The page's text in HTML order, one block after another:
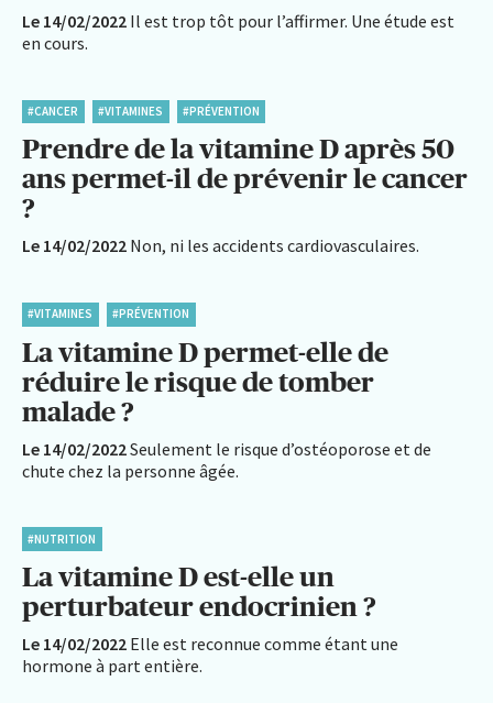
Le 14/02/2022 Il est trop tôt pour l’affirmer. Une étude est
en cours.
#CANCER #VITAMINES #PRÉVENTION
Prendre de la vitamine D après 50
ans permet-il de prévenir le cancer
?
Le 14/02/2022 Non, ni les accidents cardiovasculaires.
#VITAMINES #PRÉVENTION
La vitamine D permet-elle de
réduire le risque de tomber
malade ?
Le 14/02/2022Seulement le risque d’ostéoporose et de
chute chez la personne âgée.
#NUTRITION
La vitamine D est-elle un
perturbateur endocrinien ?
Le 14/02/2022 Elle est reconnue comme étant une
hormone à part entière.